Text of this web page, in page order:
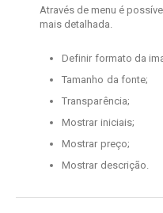
Através de menu é
mais detalhada.
Definir formato da
Tamanho da fonte;
Transparência;
Mostrar iniciais;
Mostrar preço;
Mostrar descrição.